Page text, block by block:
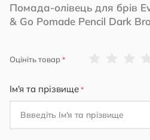
Помада-олівець для брів
& Go Pomade Pencil Dark
Оцініть товар
Ім'я та прізвище